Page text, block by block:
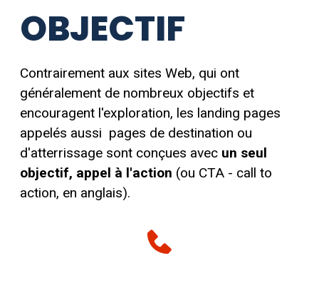
OBJECTIF
Contrairement aux sites Web, qui ont
généralement de nombreux objectifs et
encouragent l'exploration, les landing pages
appelés aussi pages de destination ou
d'atterrissage sont conçues avec un seul
objectif, appel à l'action (ou CTA - call to
action, en anglais).